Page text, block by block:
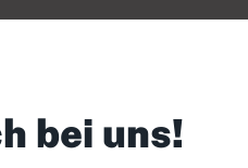
bei uns!